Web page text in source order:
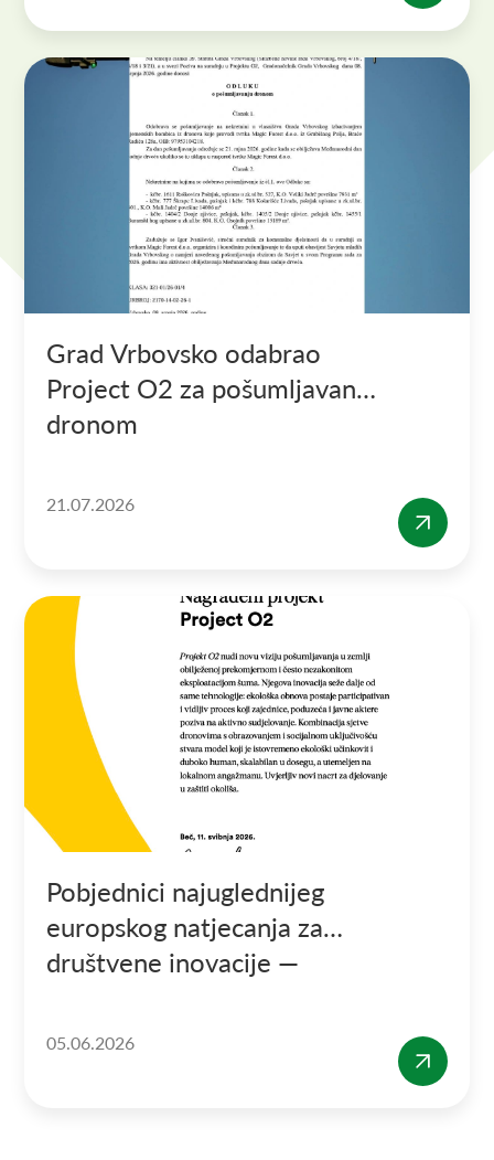
Grad Vrbovsko odabrao
Project O2 za pošumljavanje
dronom
21.07.2026
Pobjednici najuglednijeg
europskog natjecanja za
društvene inovacije —
Innovation.
05.06.2026